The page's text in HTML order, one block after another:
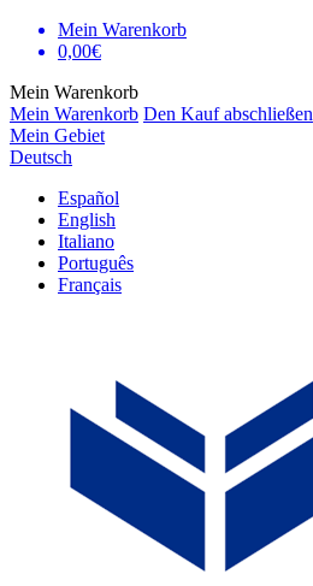
Mein Warenkorb
0,00€
Mein Warenkorb
Mein Warenkorb Den Kauf abschließen
Mein Gebiet
Deutsch
Español
English
Italiano
Português
Français